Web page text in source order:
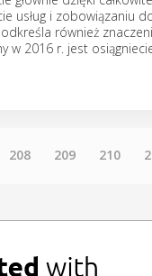
usług i zobowiązaniu
również
w 2016 r. jest
208 209 210